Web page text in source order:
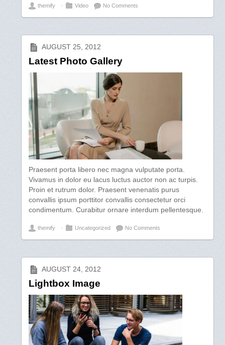
themify ⋅ Video No Comments
AUGUST 25, 2012
Latest Photo Gallery
Praesent porta libero nec magna vulputate porta.
Vivamus in dolor eu lacus luctus auctor non ac turpis.
Proin et rutrum dolor. Praesent venenatis purus
convallis ipsum porttitor convallis consectetur orci
condimentum. Curabitur ornare interdum pellentesque.
themify ⋅ Uncategorized No Comments
AUGUST 24, 2012
Lightbox Image